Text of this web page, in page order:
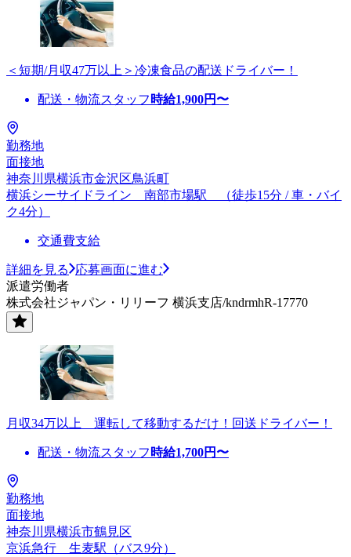
＜短期/月収47万以上＞冷凍食品の配送ドライバー！
配送・物流スタッフ 時給1,900円〜
勤務地
面接地
神奈川県横浜市金沢区鳥浜町
横浜シーサイドライン 南部市場駅 （徒歩15分 / 車・バイ
ク4分）
交通費支給
詳細を見る
応募画面に進む
派遣労働者
株式会社ジャパン・リリーフ 横浜支店/kndrmhR-17770
月収34万以上 運転して移動するだけ！回送ドライバー！
配送・物流スタッフ 時給1,700円〜
勤務地
面接地
神奈川県横浜市鶴見区
京浜急行 生麦駅（バス9分）